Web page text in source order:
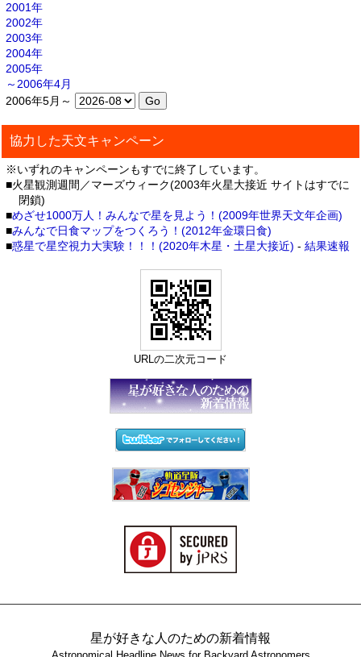
2001年
2002年
2003年
2004年
2005年
～2006年4月
2006年5月～
協力した天文キャンペーン
※いずれのキャンペーンもすでに終了しています。
■火星観測週間／マーズウィーク(2003年火星大接近 サイトはすでに
閉鎖)
■めざせ1000万人！みんなで星を見よう！(2009年世界天文年企画)
■みんなで日食マップをつくろう！(2012年金環日食)
■惑星で星空視力大実験！！！(2020年木星・土星大接近) - 結果速報
URLの二次元コード
星が好きな人のための新着情報